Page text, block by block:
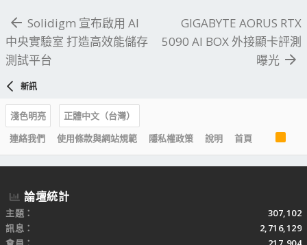
Solidigm 宣布啟用 AI
中央實驗室 打造高效能儲存
測試平台
GIGABYTE AORUS RTX
5090 AI BOX 外接顯卡評測
曝光
新訊
淺色明亮
正體中文（台灣）
連絡我們
使用條款與網站規範 隱私權政策 說明 首頁
R
S
S
論壇統計
主題
307,102
訊息
2,716,129